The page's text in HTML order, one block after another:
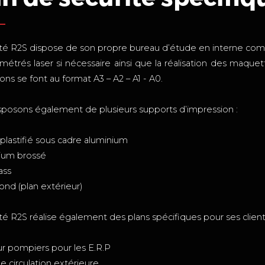
R2S dispose de son propre bureau d’étude en interne
laser si nécessaire ainsi que la réalisation des
se font au format A3 – A2 – A1 - A0.
également de plusieurs supports d’impression :
sous cadre aluminium
brossé
(plan extérieur)
R2S réalise également des plans spécifiques pour ses
pompiers pour les E.R.P